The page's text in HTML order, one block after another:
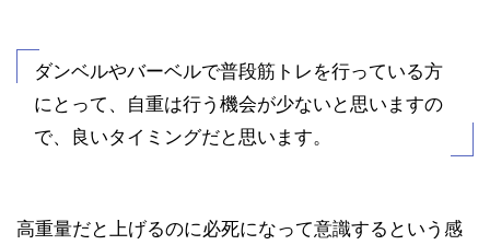
ダンベルやバーベルで普段筋トレを行っている方
にとって、自重は行う機会が少ないと思いますの
で、良いタイミングだと思います。
高重量だと上げるのに必死になって意識するという感